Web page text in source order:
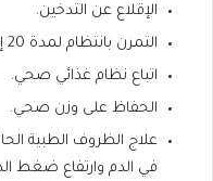
الإقلاع عن التدخين.
التمرن بانتظام لمدة 20 إلى 30 دقيقة أسبوعيًا.
اتباع نظام غذائي صحي.
الحفاظ على وزن صحي.
علاج الظروف الطبية
في الدم وارتفاع ضغط